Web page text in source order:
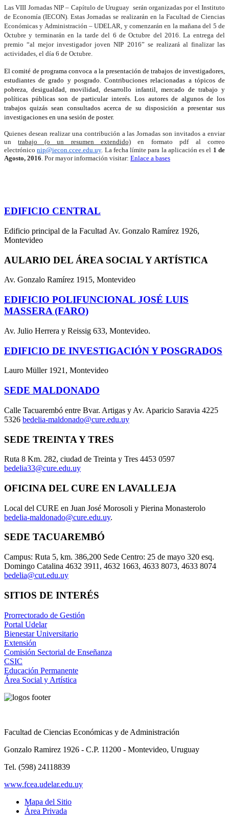
Las VIII Jornadas NIP– Capítulo de Uruguay serán organizadas por el Instituto
de Economía (IECON). Estas Jornadas se realizarán en la Facultad de Ciencias
Económicas y Administración – UDELAR, y comenzarán en la mañana del 5 de
Octubre y terminarán en la tarde del 6 de Octubre del 2016. La entrega del
premio “al mejor investigador jovenNIP 2016” se realizará al finalizar las
actividades, el día 6 de Octubre.
El comité de programa convoca a la presentación de trabajos de investigadores,
estudiantes de grado y posgrado. Contribuciones relacionadas a tópicos de
pobreza, desigualdad, movilidad, desarrollo infantil, mercado de trabajo y
políticas públicas son de particular interés. Los autores de algunos de los
trabajos quizás sean consultados acerca de su disposición a presentar sus
investigaciones en una sesión de poster.
Quienes desean realizar una contribución a las Jornadas son invitados a enviar
untrabajo (o un resumen extendido) en formato pdf al correo
electróniconip@iecon.ccee.edu.uy. La fecha límite para la aplicación es el 1 de
Agosto, 2016 . Por mayor información visitar: Enlace a bases
EDIFICIO CENTRAL
Edificio principal de la Facultad Av. Gonzalo Ramírez 1926,
Montevideo
AULARIO DEL ÁREA SOCIAL Y ARTÍSTICA
Av. Gonzalo Ramírez 1915, Montevideo
EDIFICIO POLIFUNCIONAL JOSÉ LUIS
MASSERA (FARO)
Av. Julio Herrera y Reissig 633, Montevideo.
EDIFICIO DE INVESTIGACIÓN Y POSGRADOS
Lauro Müller 1921, Montevideo
SEDE MALDONADO
Calle Tacuarembó entre Bvar. Artigas y Av. Aparicio Saravia 4225
5326 bedelia-maldonado@cure.edu.uy
SEDE TREINTA Y TRES
Ruta 8 Km. 282, ciudad de Treinta y Tres 4453 0597
bedelia33@cure.edu.uy
OFICINA DEL CURE EN LAVALLEJA
Local del CURE en Juan José Morosoli y Pierina Monasterolo
bedelia-maldonado@cure.edu.uy.
SEDE TACUAREMBÓ
Campus: Ruta 5, km. 386,200 Sede Centro: 25 de mayo 320 esq.
Domingo Catalina 4632 3911, 4632 1663, 4633 8073, 4633 8074
bedelia@cut.edu.uy
SITIOS DE INTERÉS
Prorrectorado de Gestión
Portal Udelar
Bienestar Universitario
Extensión
Comisión Sectorial de Enseñanza
CSIC
Educación Permanente
Área Social y Artística
Facultad de Ciencias Económicas y de Administración
Gonzalo Ramirez 1926 - C.P. 11200 - Montevideo, Uruguay
Tel. (598) 24118839
www.fcea.udelar.edu.uy
Mapa del Sitio
Área Privada